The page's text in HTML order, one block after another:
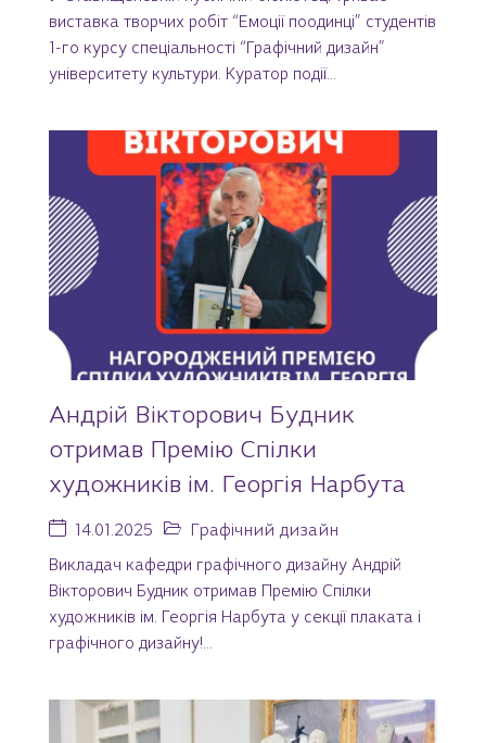
виставка творчих робіт “Емоції поодинці” студентів
1-го курсу спеціальності “Графічний дизайн”
університету культури. Куратор події...
Андрій Вікторович Будник
отримав Премію Спілки
художників ім. Георгія Нарбута
14.01.2025 Графічний дизайн
Викладач кафедри графічного дизайну Андрій
Вікторович Будник отримав Премію Спілки
художників ім. Георгія Нарбута у секції плаката і
графічного дизайну!...